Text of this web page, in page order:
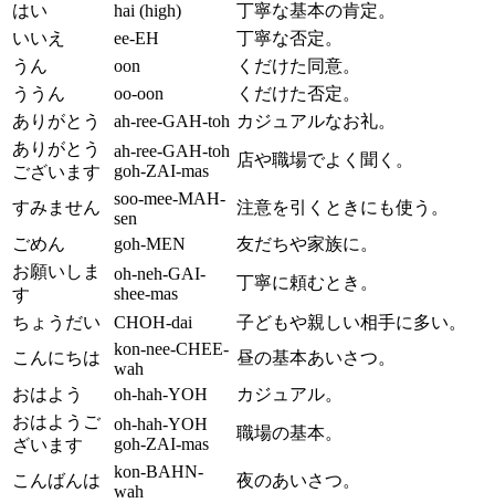
はい
hai (high)
丁寧な基本の肯定。
いいえ
ee-EH
丁寧な否定。
うん
oon
くだけた同意。
ううん
oo-oon
くだけた否定。
ありがとう
ah-ree-GAH-toh カジュアルなお礼。
ありがとう
ございます
ah-ree-GAH-toh
goh-ZAI-mas
店や職場でよく聞く。
すみません
soo-mee-MAH-
sen
注意を引くときにも使う。
ごめん
goh-MEN
友だちや家族に。
お願いしま
す
oh-neh-GAI-
shee-mas
丁寧に頼むとき。
ちょうだい CHOH-dai
子どもや親しい相手に多い。
こんにちは
kon-nee-CHEE-
wah
昼の基本あいさつ。
おはよう
oh-hah-YOH
カジュアル。
おはようご
ざいます
oh-hah-YOH
goh-ZAI-mas
職場の基本。
こんばんは
kon-BAHN-
wah
夜のあいさつ。